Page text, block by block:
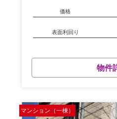
価格
表面利回り
物件
マンション（一棟）